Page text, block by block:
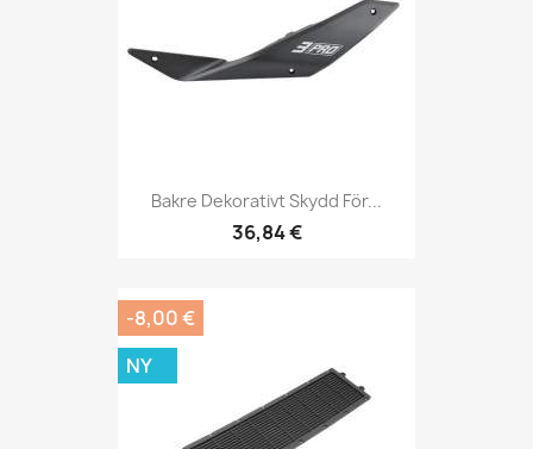
Bakre Dekorativt Skydd För...
36,84 €
-8,00 €
NY